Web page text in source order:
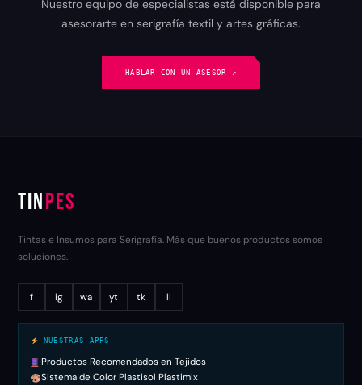
Nuestro equipo de especialistas está disponible para
asesorarte en serigrafía textil y artes gráficas.
HABLAR CON UN ASESOR ↗︎
TINPES
Tintas e Insumos para Serigrafía. Más que buenos productos somos
soluciones.
f ig wa yt tk li
NUESTRAS APPS
Productos Recomendados en Tejidos
Sistema de Color Plastisol Plastimix